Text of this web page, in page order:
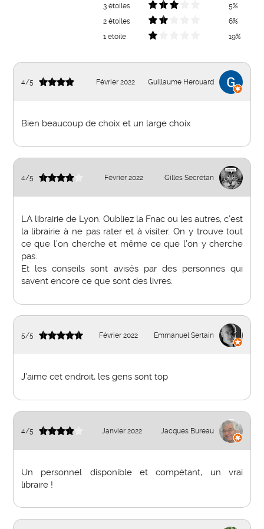
3 étoiles
5%
2 étoiles
6%
1 étoile
19%
4/5 Février 2022 Guillaume Herouard
Bien beaucoup de choix et un large choix
4/5 Février 2022 Gilles Secrétan
LA librairie de Lyon. Oubliez la Fnac ou les autres, c’est
la librairie à ne pas rater et à visiter. On y trouve tout
ce que l’on cherche et même ce que l’on y cherche
pas.
Et les conseils sont avisés par des personnes qui
savent encore ce que sont des livres.
5/5 Février 2022 Emmanuel Sertain
J’aime cet endroit, les gens sont top
4/5 Janvier 2022 Jacques Bureau
Un personnel disponible et compétant, un vrai
libraire !